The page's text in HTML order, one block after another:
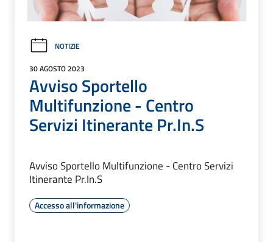
NOTIZIE
30 AGOSTO 2023
Avviso Sportello
Multifunzione - Centro
Servizi Itinerante Pr.In.S
Avviso Sportello Multifunzione - Centro Servizi
Itinerante Pr.In.S
Accesso all'informazione